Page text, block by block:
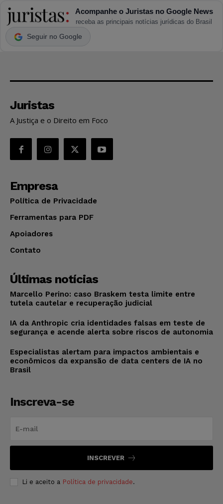
Acompanhe o Juristas no Google News
receba as principais notícias jurídicas do Brasil
Seguir no Google
Juristas
A Justiça e o Direito em Foco
Empresa
Política de Privacidade
Ferramentas para PDF
Apoiadores
Contato
Últimas notícias
Marcello Perino: caso Braskem testa limite entre
tutela cautelar e recuperação judicial
IA da Anthropic cria identidades falsas em teste de
segurança e acende alerta sobre riscos de autonomia
Especialistas alertam para impactos ambientais e
econômicos da expansão de data centers de IA no
Brasil
Inscreva-se
INSCREVER
Li e aceito a Política de privacidade.